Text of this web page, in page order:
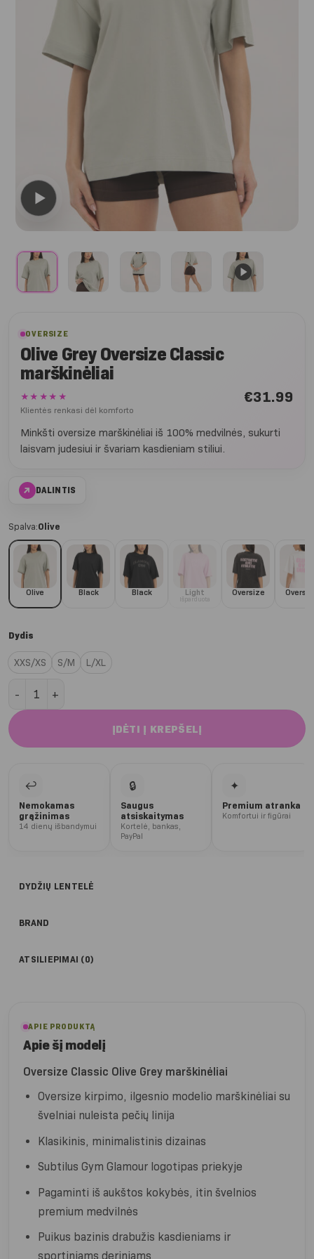
OVERSIZE
Olive Grey Oversize Classic
marškinėliai
★★★★★
Klientės renkasi dėl komforto
€31.99
Minkšti oversize marškinėliai iš 100% medvilnės, sukurti
laisvam judesiui ir švariam kasdieniam stiliui.
↗ DALINTIS
Spalva:Olive
Olive Black Black Light
Išparduota
Oversize
Dydis
XXS/XS S/M
L/XL
ĮDĖTI Į KREPŠELĮ
↩
Nemokamas
grąžinimas
14 dienų išbandymui
🔒
Saugus
atsiskaitymas
Kortelė, bankas,
PayPal
✦
Premium atranka
Komfortui ir figūrai
DYDŽIŲ LENTELĖ
BRAND
ATSILIEPIMAI (0)
APIE PRODUKTĄ
Apie šį modelį
Oversize Classic Olive Grey marškinėliai
Oversize kirpimo, ilgesnio modelio marškinėliai su
švelniai nuleista pečių linija
Klasikinis, minimalistinis dizainas
Subtilus Gym Glamour logotipas priekyje
Pagaminti iš aukštos kokybės, itin švelnios
premium medvilnės
Puikus bazinis drabužis kasdieniams ir
sportiniams deriniams